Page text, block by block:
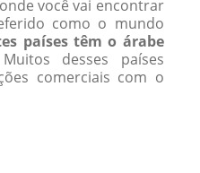
você vai encontrar
como o mundo
países têm o árabe
desses países
comerciais com o